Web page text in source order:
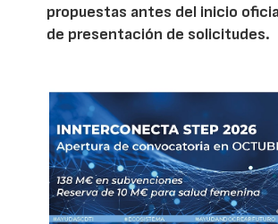
propuestas antes del inicio
de presentación de solicitudes.